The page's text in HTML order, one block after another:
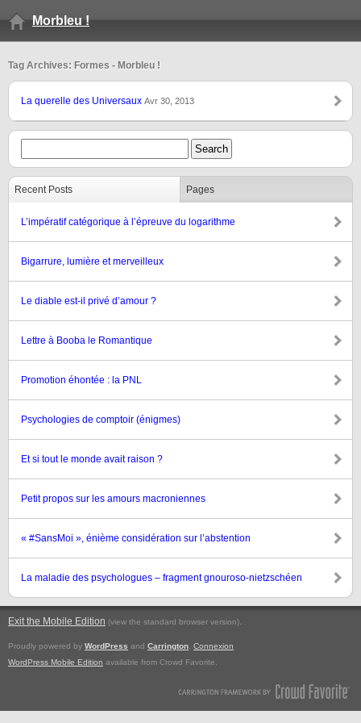
Morbleu !
Tag Archives: Formes - Morbleu !
La querelle des Universaux Avr 30, 2013
Recent Posts Pages
L’impératif catégorique à l’épreuve du logarithme
Bigarrure, lumière et merveilleux
Le diable est-il privé d’amour ?
Lettre à Booba le Romantique
Promotion éhontée : la PNL
Psychologies de comptoir (énigmes)
Et si tout le monde avait raison ?
Petit propos sur les amours macroniennes
« #SansMoi », énième considération sur l’abstention
La maladie des psychologues – fragment gnouroso-nietzschéen
Exit the Mobile Edition (view the standard browser version).
Proudly powered by WordPress and Carrington Connexion
WordPress Mobile Edition available from Crowd Favorite.